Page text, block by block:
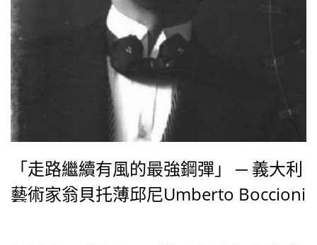
「走路繼續有風的最強鋼彈」 ─ 義大利
藝術家翁貝托薄邱尼Umberto Boccioni